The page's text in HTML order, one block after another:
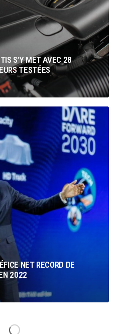
S’Y MET AVEC 28
TESTÉES
NET RECORD DE
2022